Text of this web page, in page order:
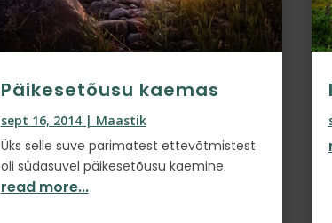
Päikesetõusu kaemas
sept 16, 2014| Maastik
Üks selle suve parimatest ettevõtmistest
oli südasuvel päikesetõusu kaemine.
read more...